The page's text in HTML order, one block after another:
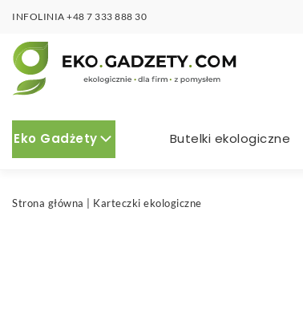
INFOLINIA +48 7 333 888 30
Eko Gadżety Butelki ekologiczne
Strona główna Karteczki ekologiczne